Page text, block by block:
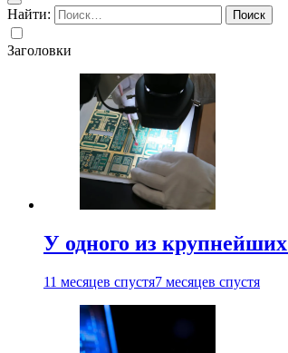
Найти:
Заголовки
У одного из
11 месяцев спустя7 месяцев спустя